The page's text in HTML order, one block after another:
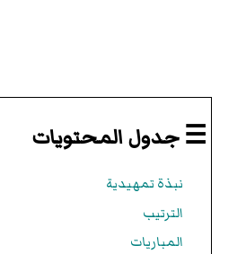
☰ جدول المحتويات
نبذة تمهيدية
الترتيب
المباريات